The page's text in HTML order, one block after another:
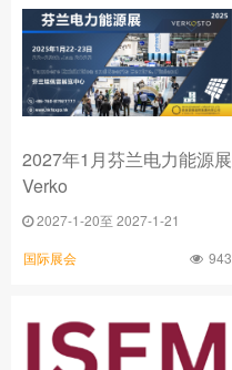
2027年1月芬兰电力能源展
Verko
2027-1-20至 2027-1-21
国际展会 943